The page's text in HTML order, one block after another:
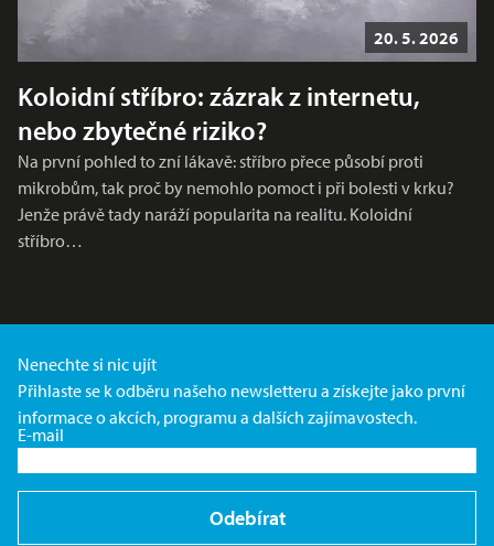
20. 5. 2026
Koloidní stříbro: zázrak z internetu,
nebo zbytečné riziko?
Na první pohled to zní lákavě: stříbro přece působí proti
mikrobům, tak proč by nemohlo pomoct i při bolesti v krku?
Jenže právě tady naráží popularita na realitu. Koloidní
stříbro…
Nenechte si nic ujít
Přihlaste se k odběru našeho newsletteru a získejte jako první
informace o akcích, programu a dalších zajímavostech.
E-mail
Odebírat